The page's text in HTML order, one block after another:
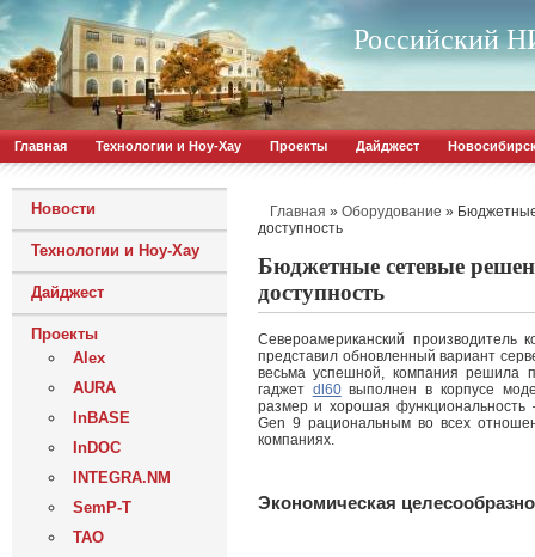
Российский
Главная Технологии и Ноу-Хау Проекты Дайджест
Новости
Технологии и Ноу-Хау
Дайджест
Проекты
Alex
AURA
InBASE
InDOC
INTEGRA.NM
SemP-T
ТАО
Главная » Оборудование »
доступность
Бюджетные сетевые
доступность
Североамериканский производитель
представил обновленный вариант
весьма успешной, компания решила
гаджет dl60выполнен в корпусе
размер и хорошая
Gen 9 рациональным во всех
компаниях.
Экономическая